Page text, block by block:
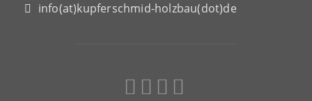
info(at)kupferschmid-holzbau(dot)de